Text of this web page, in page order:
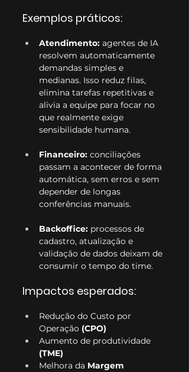
Exemplos práticos:
Atendimento: agentes de IA
resolvem automaticamente
demandas simples e
medianas. Isso reduz filas,
elimina tarefas repetitivas e
alivia a equipe para focar no
que realmente exige
sensibilidade humana.
Financeiro: conciliações
passam a acontecer de forma
automática, sem erros e sem
depender de longas
conferências manuais.
Backoffice: processos de
cadastro, atualização e
validação de dados deixam de
consumir o tempo do time.
Impactos esperados:
Redução do Custo por
Operação (CPO)
Aumento de produtividade
(TME)
Melhora da Margem